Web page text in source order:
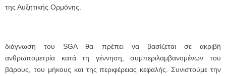
της Αυξητικής Ορμόνης.
διάγνωση του SGA θα πρέπει να βασίζεται σε ακριβή
ανθρωπομετρία κατά τη γέννηση, συμπεριλαμβανομένων του
βάρους, του μήκους και της περιφέρειας κεφαλής. Συνιστούμε την